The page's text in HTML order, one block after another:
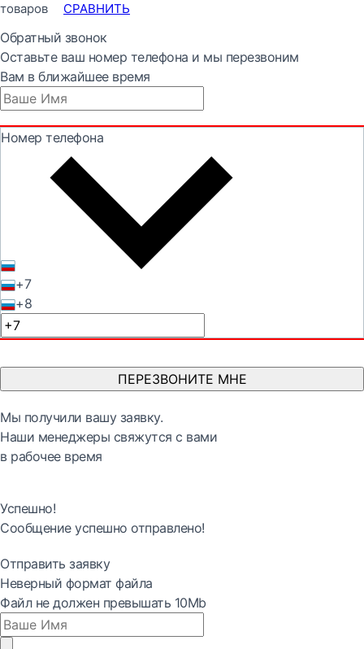
товаров
СРАВНИТЬ
Обратный звонок
Оставьте ваш номер телефона и мы перезвоним
Вам в ближайшее время
Номер телефона
+7
+8
ПЕРЕЗВОНИТЕ МНЕ
Мы получили вашу заявку.
Наши менеджеры свяжутся с вами
в рабочее время
Успешно!
Сообщение успешно отправлено!
Отправить заявку
Неверный формат файла
Файл не должен превышать 10Mb